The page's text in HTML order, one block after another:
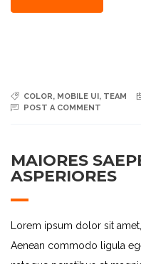
COLOR, MOBILE UI, TEAM
POST A COMMENT
MAIORES
ASPERIORES
Lorem ipsum dolor sit
Aenean commodo ligula